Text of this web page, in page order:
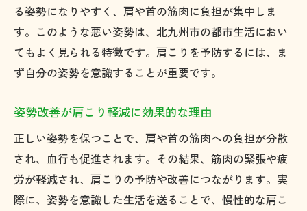
る姿勢になりやすく、肩や首の筋肉に負担が集中しま
す。このような悪い姿勢は、北九州市の都市生活におい
てもよく見られる特徴です。肩こりを予防するには、ま
ず自分の姿勢を意識することが重要です。
姿勢改善が肩こり軽減に効果的な理由
正しい姿勢を保つことで、肩や首の筋肉への負担が分散
され、血行も促進されます。その結果、筋肉の緊張や疲
労が軽減され、肩こりの予防や改善につながります。実
際に、姿勢を意識した生活を送ることで、慢性的な肩こ